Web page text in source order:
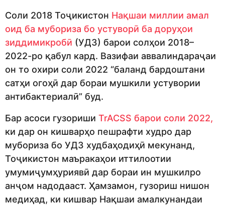
Соли 2018 Тоҷикистон Нақшаи миллии амал
оид ба мубориза бо устуворӣ ба доруҳои
зиддимикробӣ (УДЗ) барои солҳои 2018–
2022-ро қабул кард. Вазифаи аввалиндараҷаи
он то охири соли 2022 “баланд бардоштани
сатҳи огоҳӣ дар бораи мушкили устувории
антибактериалӣ” буд.
Бар асоси гузориши TrACSS барои соли 2022,
ки дар он кишварҳо пешрафти худро дар
мубориза бо УДЗ худбаҳодиҳӣ мекунанд,
Тоҷикистон маъракаҳои иттилоотии
умумиҷумҳуриявӣ дар бораи ин мушкилро
анҷом надодааст. Ҳамзамон, гузориш нишон
медиҳад, ки кишвар Нақшаи амалкунандаи